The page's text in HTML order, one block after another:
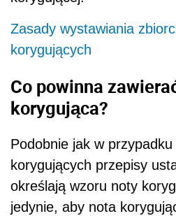
Zasady wystawiania
korygujących
Co powinna
korygująca?
Podobnie jak w
korygujących przepisy
określają wzoru noty
jedynie, aby nota